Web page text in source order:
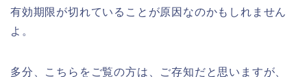
有効期限が切れていることが原因なのかもしれません
よ。
多分、こちらをご覧の方は、ご存知だと思いますが、